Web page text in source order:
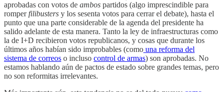
aprobadas con votos de ambos partidos (algo imprescindible para
romperfilibusters y los sesenta votos para cerrar el debate), hasta el
punto que una parte considerable de la agenda del presidente ha
salido adelante de esta manera. Tanto la ley de infraestructuras como
la de I+D recibieron votos republicanos, y cosas que durante los
últimos años habían sido improbables (como una reforma del
sistema de correos o incluso control de armas) son aprobadas. No
estamos hablando aún de pactos de estado sobre grandes temas, pero
no son reformitas irrelevantes.